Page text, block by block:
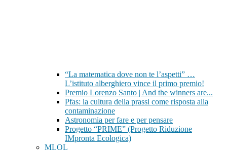
“La matematica dove non te l’aspetti” …
L’istituto alberghiero vince il primo premio!
Premio Lorenzo Santo | And the winners are...
Pfas: la cultura della prassi come risposta alla
contaminazione
Astronomia per fare e per pensare
Progetto “PRIME” (Progetto Riduzione
IMpronta Ecologica)
MLOL